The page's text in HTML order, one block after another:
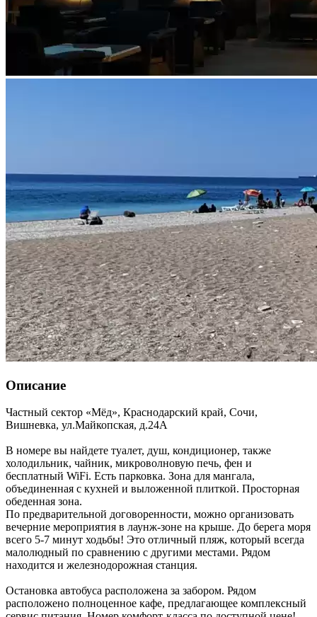
Описание
Частный сектор «Мёд», Краснодарский край, Сочи,
Вишневка, ул.Майкопская, д.24А
В номере вы найдете туалет, душ, кондиционер, также
холодильник, чайник, микроволновую печь, фен и
бесплатный WiFi. Есть парковка. Зона для мангала,
объединенная с кухней и выложенной плиткой. Просторная
обеденная зона.
По предварительной договоренности, можно организовать
вечерние мероприятия в лаунж-зоне на крыше. До берега моря
всего 5-7 минут ходьбы! Это отличный пляж, который всегда
малолюдный по сравнению с другими местами. Рядом
находится и железнодорожная станция.
Остановка автобуса расположена за забором. Рядом
расположено полноценное кафе, предлагающее комплексный